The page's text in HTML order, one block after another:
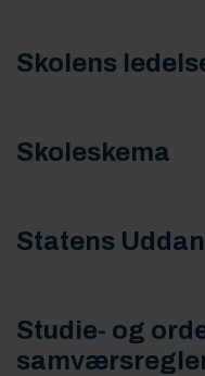
Skolens
Skoleskema
Statens
Studie- og